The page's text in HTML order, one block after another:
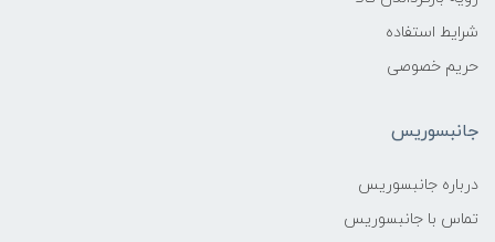
شرایط استفاده
حریم خصوصی
جانبسوریس
درباره جانبسوریس
تماس با جانبسوریس